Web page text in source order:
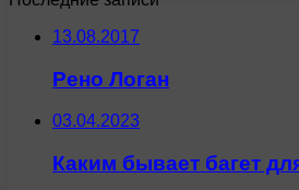
13.08.2017
Рено Логан
03.04.2023
Каким бывает багет